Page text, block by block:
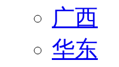
广西
华东